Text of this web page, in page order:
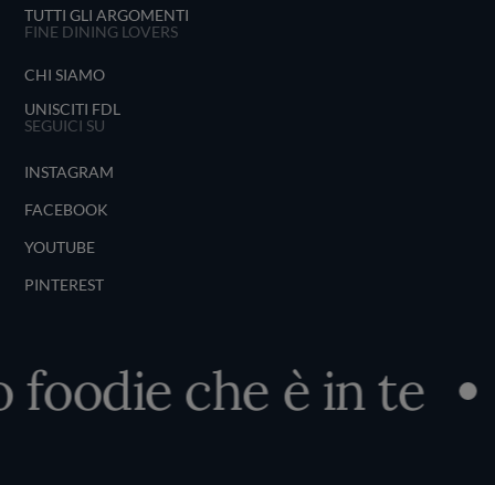
TUTTI GLI ARGOMENTI
FINE DINING LOVERS
CHI SIAMO
UNISCITI FDL
SEGUICI SU
INSTAGRAM
FACEBOOK
YOUTUBE
PINTEREST
che è in te